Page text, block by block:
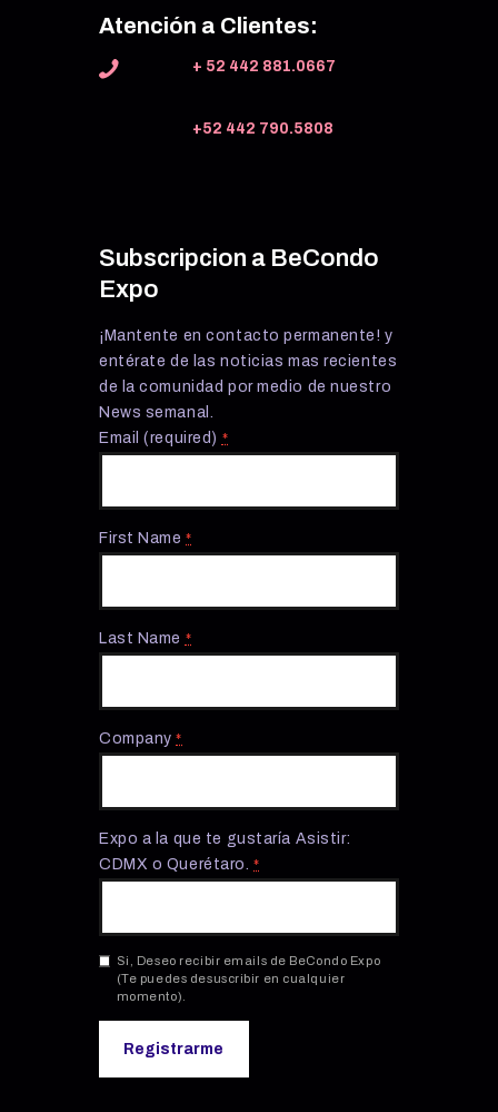
Atención a Clientes:
+ 52 442 881.0667
+52 442 790.5808
Subscripcion a BeCondo
Expo
¡Mantente en contacto permanente! y
entérate de las noticias mas recientes
de la comunidad por medio de nuestro
News semanal.
Email (required) *
First Name*
Last Name *
Company*
Expo a la que te gustaría Asistir:
CDMX o Querétaro.*
Si, Deseo recibir emails de BeCondo Expo
(Te puedes desuscribir en cualquier
momento).